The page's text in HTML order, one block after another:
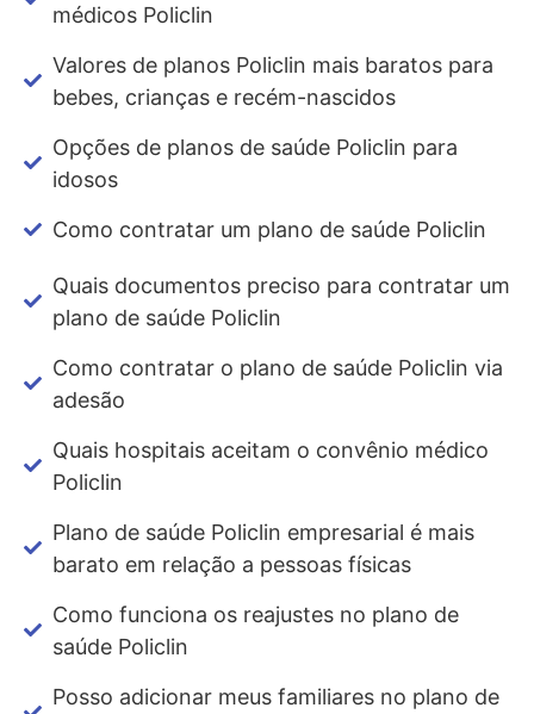
médicos Policlin
Valores de planos Policlin mais baratos para
bebes, crianças e recém-nascidos
Opções de planos de saúde Policlin para
idosos
Como contratar um plano de saúde Policlin
Quais documentos preciso para contratar um
plano de saúde Policlin
Como contratar o plano de saúde Policlin via
adesão
Quais hospitais aceitam o convênio médico
Policlin
Plano de saúde Policlin empresarial é mais
barato em relação a pessoas físicas
Como funciona os reajustes no plano de
saúde Policlin
Posso adicionar meus familiares no plano de